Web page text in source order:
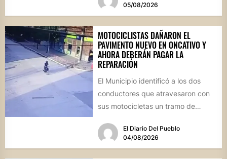
05/08/2026
MOTOCICLISTAS DAÑARON EL
PAVIMENTO NUEVO EN ONCATIVO Y
AHORA DEBERÁN PAGAR LA
REPARACIÓN
El Municipio identificó a los dos
conductores que atravesaron con
sus motocicletas un tramo de
calle...
El Diario Del Pueblo
04/08/2026